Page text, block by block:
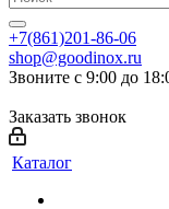
+7(861)201-86-06
shop@goodinox.ru
Звоните с 9:00 до
Заказать звонок
Каталог